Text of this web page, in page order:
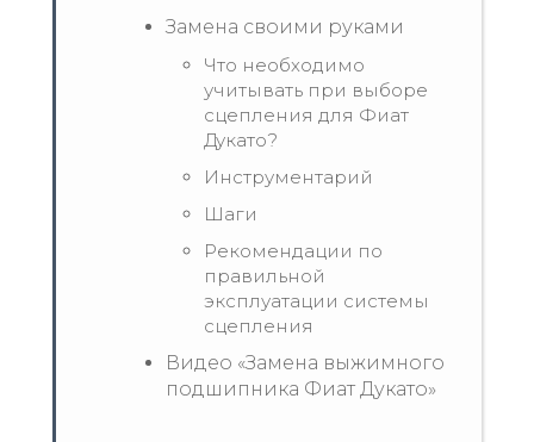
Замена своими руками
Что необходимо
учитывать при выборе
сцепления для Фиат
Дукато?
Инструментарий
Шаги
Рекомендации по
правильной
эксплуатации системы
сцепления
Видео «Замена выжимного
подшипника Фиат Дукато»